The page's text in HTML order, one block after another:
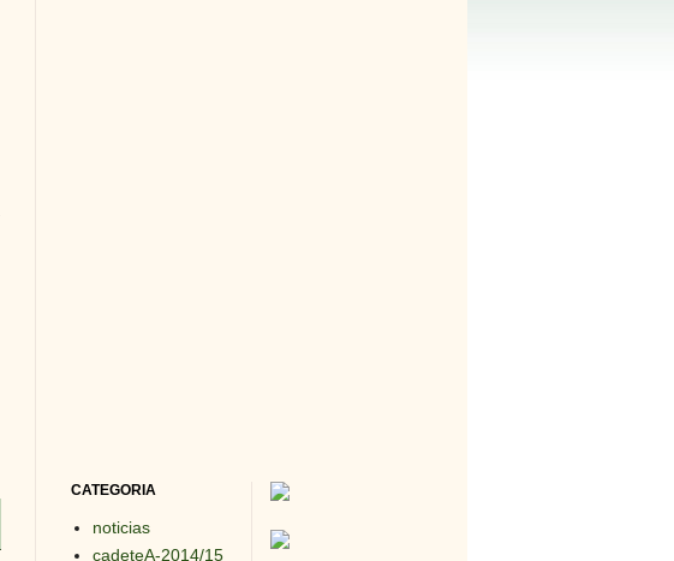
CATEGORIA
noticias
cadeteA-2014/15